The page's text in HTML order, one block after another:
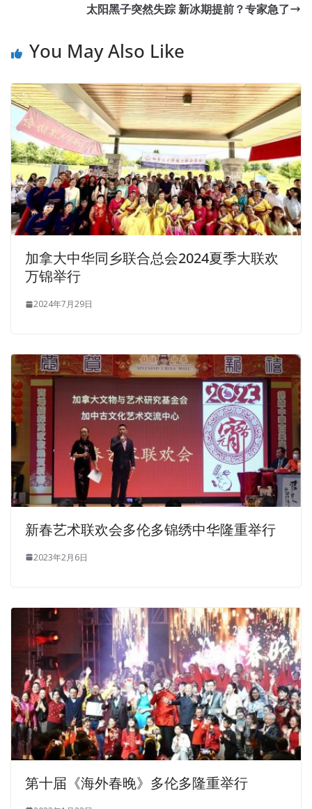
太阳黑子突然失踪 新冰期提前？专家急了
You May Also Like
加拿大中华同乡联合总会2024夏季大联欢
万锦举行
2024年7月29日
新春艺术联欢会多伦多锦绣中华隆重举行
2023年2月6日
第十届《海外春晚》多伦多隆重举行